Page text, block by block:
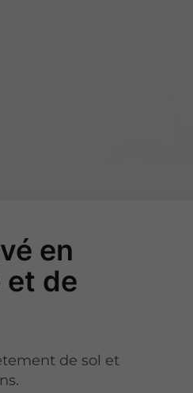
en
et de
de sol et